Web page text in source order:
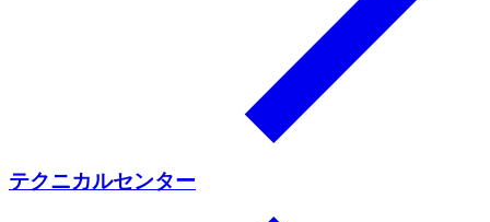
テクニカルセンター